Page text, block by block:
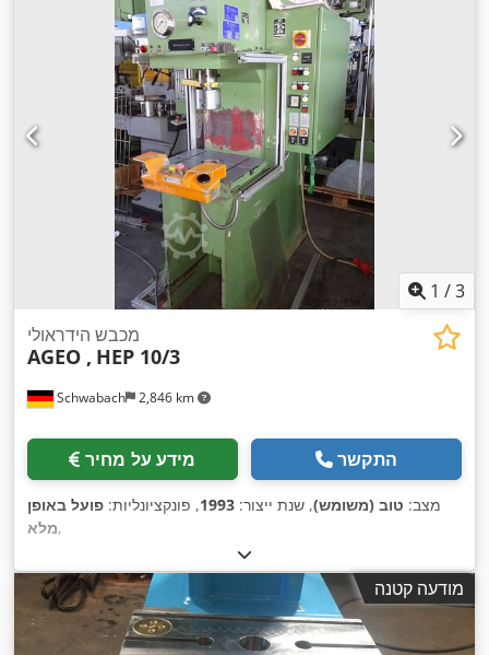
1 /3
Schwabach 2,846 km
מכבש הידראולי
AGEO , HEP 10/3
מידע על מחיר התקשר
מצב: טוב (משומש), שנת ייצור: 1993, פונקציונליות: פועל באופן
מלא,
מודעה קטנה